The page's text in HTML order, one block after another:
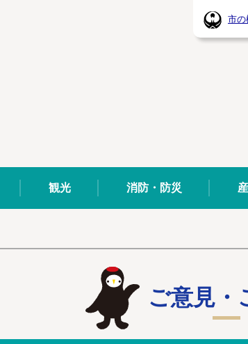
常陸太田市ホーム
市の
観光 消防・防災
ご意見・